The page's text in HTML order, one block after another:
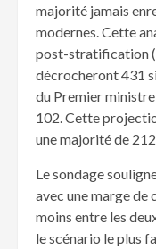
majorité jamais
modernes. Cette
post-stratification
décrocheront 431
du Premier ministre
102. Cette
une majorité de 212
Le sondage
avec une marge de
moins entre les
le scénario le plus